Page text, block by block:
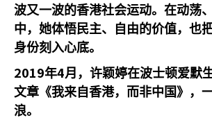
波又一波的香港社会运动。在动荡
中，她体悟民主、自由的价值，也
身份刻入心底。
2019年4月，许颖婷在波士顿爱默
文章《我来自香港，而非中国》，
浪。